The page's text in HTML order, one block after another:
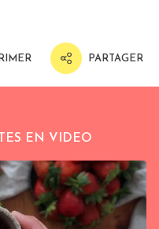
PARTAGER
EN VIDEO